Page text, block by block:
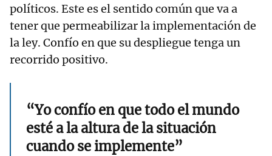
políticos. Este es el sentido común que va a
tener que permeabilizar la implementación de
la ley. Confío en que su despliegue tenga un
recorrido positivo.
“Yo confío en que todo el mundo
esté a la altura de la situación
cuando se implemente”